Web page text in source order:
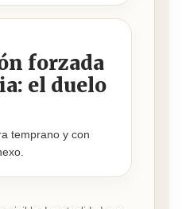
forzada
el duelo
temprano y con